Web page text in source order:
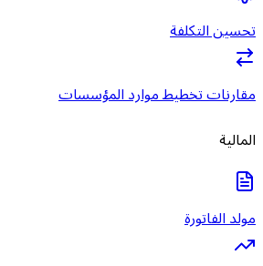
تحسين التكلفة
مقارنات تخطيط موارد المؤسسات
المالية
مولد الفاتورة